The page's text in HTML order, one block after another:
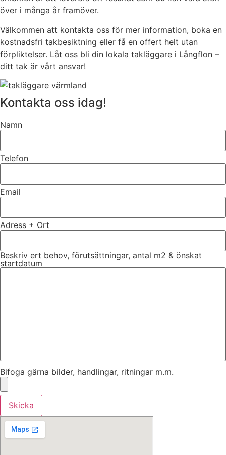
över i många år framöver.
Välkommen att kontakta oss för mer information, boka en
kostnadsfri takbesiktning eller få en offert helt utan
förpliktelser. Låt oss bli din lokala takläggare i Långflon –
ditt tak är vårt ansvar!
Kontakta oss idag!
Namn
Telefon
Email
Adress + Ort
Beskriv ert behov, förutsättningar, antal m2 & önskat
startdatum
Bifoga gärna bilder, handlingar, ritningar m.m.
Skicka